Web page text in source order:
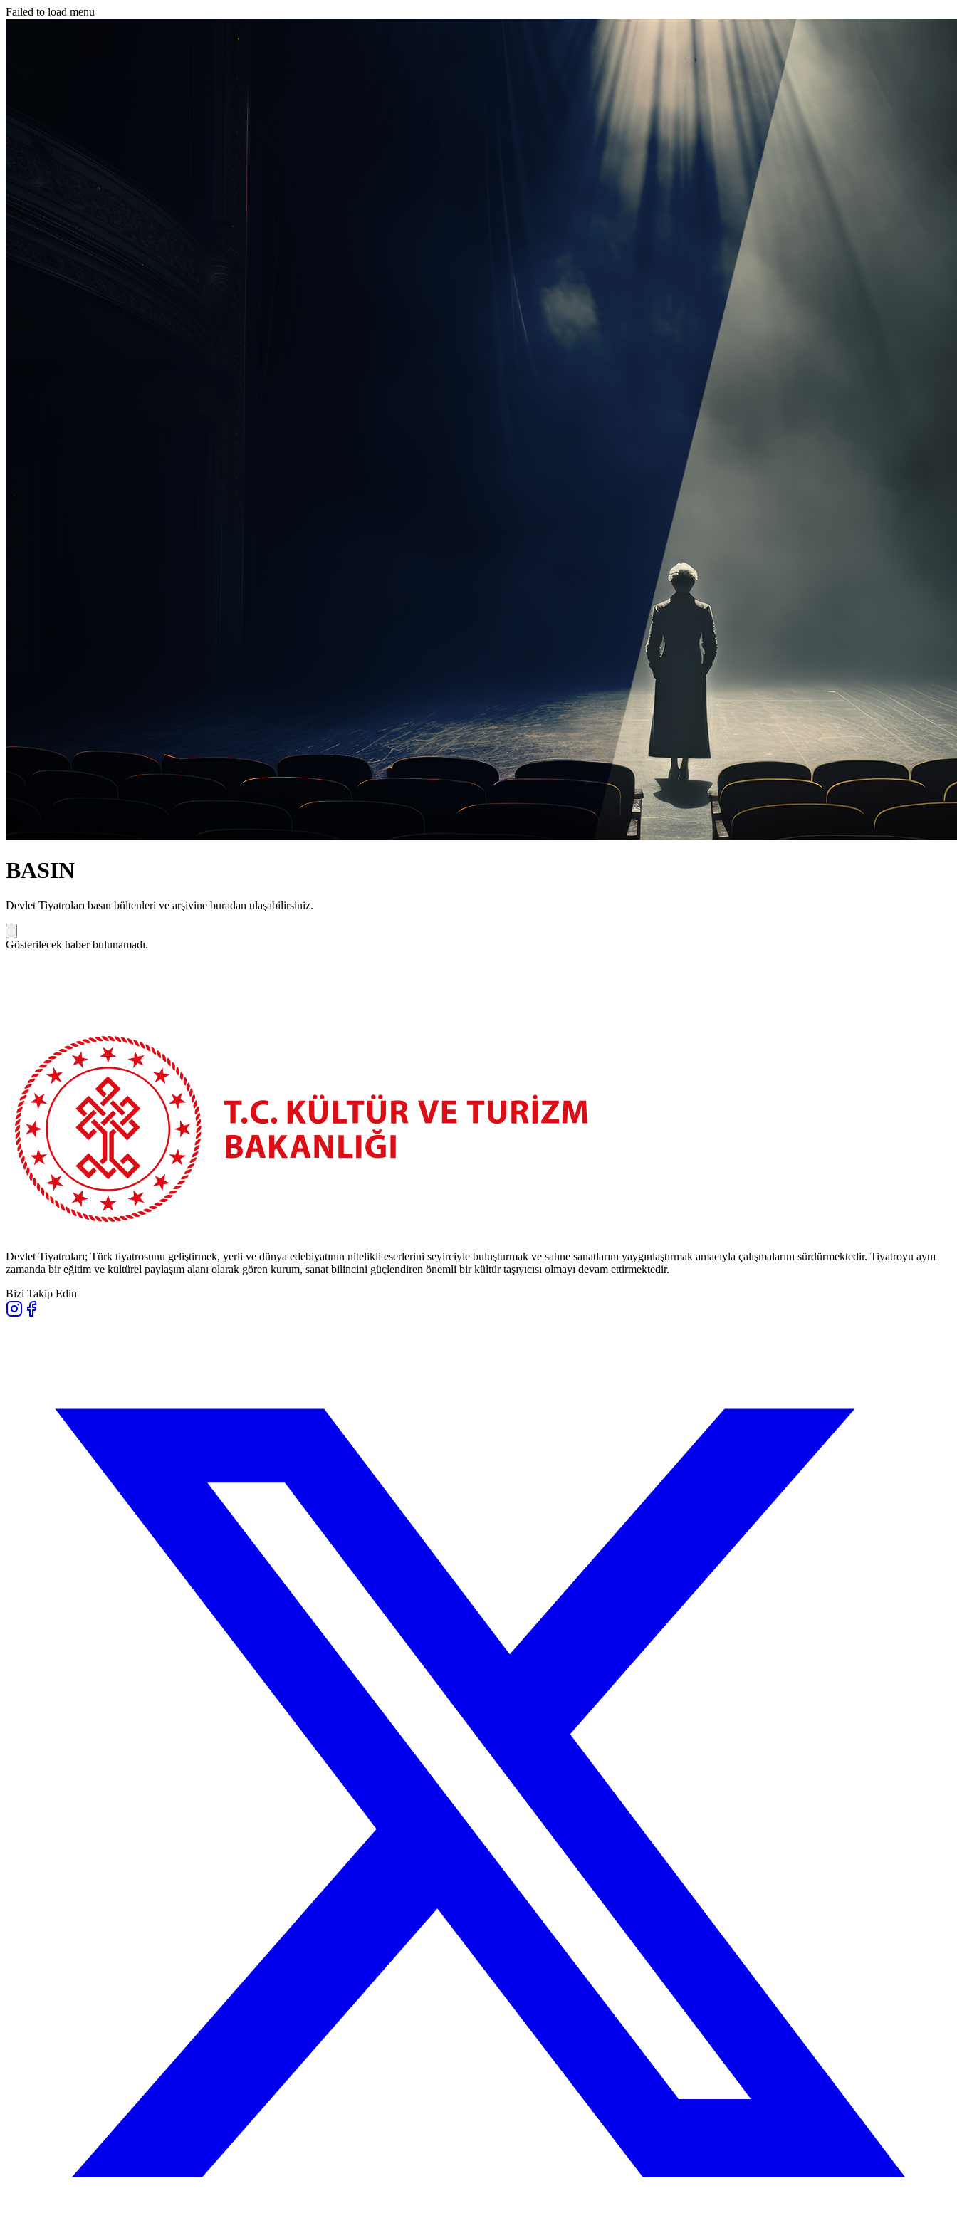
Failed to load menu
BASIN
Devlet Tiyatroları basın bültenleri ve arşivine buradan ulaşabilirsiniz.
Gösterilecek haber bulunamadı.
Devlet Tiyatroları; Türk tiyatrosunu geliştirmek, yerli ve dünya edebiyatının nitelikli eserlerini seyirciyle buluşturmak ve sahne sanatlarını yaygınlaştırmak amacıyla çalışmalarını sürdürmektedir. Tiyatroyu aynı
zamanda bir eğitim ve kültürel paylaşım alanı olarak gören kurum, sanat bilincini güçlendiren önemli bir kültür taşıyıcısı olmayı devam ettirmektedir.
Bizi Takip Edin